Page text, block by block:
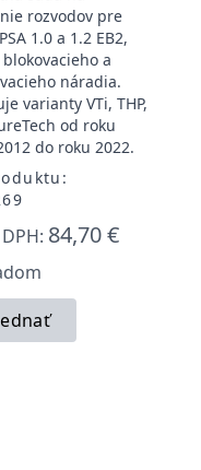
rozvodov pre
1.0 a 1.2 EB2,
a
náradia.
varianty VTi, THP,
od roku
do roku 2022.
84,70 €